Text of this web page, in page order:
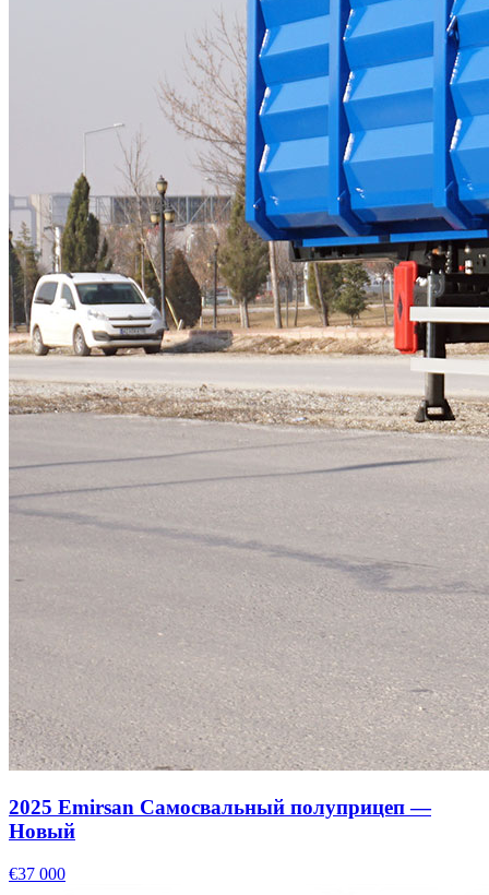
2025 Emirsan Самосвальный полуприцеп —
Новый
€37 000